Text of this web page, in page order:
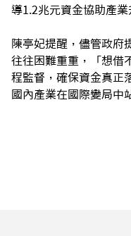
導1.2兆元資金協助產業
陳亭妃提醒，儘管政府
往往困難重重，「想借
程監督，確保資金真正
國內產業在國際變局中